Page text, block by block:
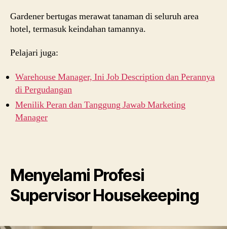
Gardener bertugas merawat tanaman di seluruh area
hotel, termasuk keindahan tamannya.
Pelajari juga:
Warehouse Manager, Ini Job Description dan Perannya
di Pergudangan
Menilik Peran dan Tanggung Jawab Marketing
Manager
Menyelami Profesi
Supervisor Housekeeping